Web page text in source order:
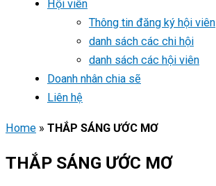
Hội viên
Thông tin đăng ký hội viên
danh sách các chi hội
danh sách các hội viên
Doanh nhân chia sẽ
Liên hệ
Home » THẮP SÁNG ƯỚC MƠ
THẮP SÁNG ƯỚC MƠ